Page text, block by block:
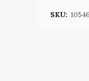
SKU: 10546